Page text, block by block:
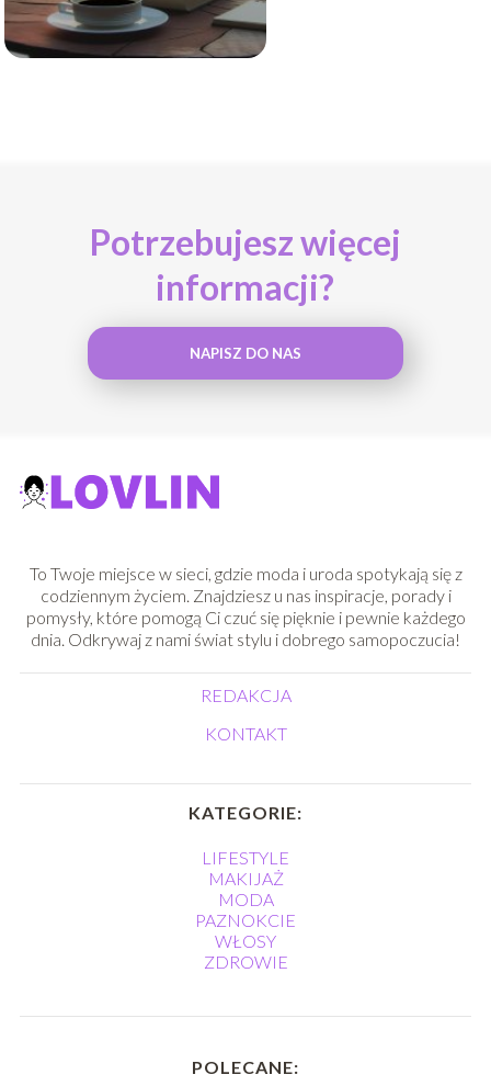
Potrzebujesz więcej
informacji?
NAPISZ DO NAS
To Twoje miejsce w sieci, gdzie moda i uroda spotykają się z
codziennym życiem. Znajdziesz u nas inspiracje, porady i
pomysły, które pomogą Ci czuć się pięknie i pewnie każdego
dnia. Odkrywaj z nami świat stylu i dobrego samopoczucia!
REDAKCJA
KONTAKT
KATEGORIE:
LIFESTYLE
MAKIJAŻ
MODA
PAZNOKCIE
WŁOSY
ZDROWIE
POLECANE: